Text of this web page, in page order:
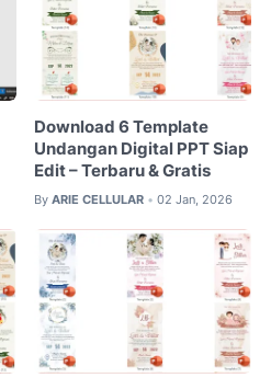
Download 6 Template
Undangan Digital PPT Siap
Edit – Terbaru & Gratis
By ARIE CELLULAR • 02 Jan, 2026